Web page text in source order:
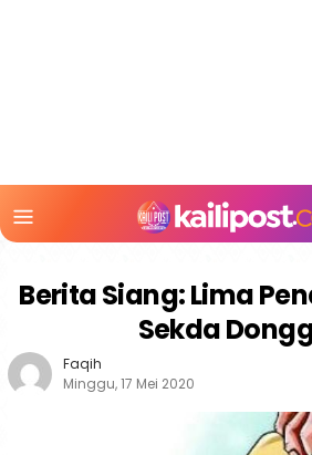
Mobile
Berita Siang: Lima
Sekda
Faqih
Minggu, 17 Mei 2020